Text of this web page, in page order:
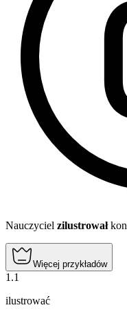
Nauczyciel zilustrował
Więcej przykładów
1 .1
ilustrować